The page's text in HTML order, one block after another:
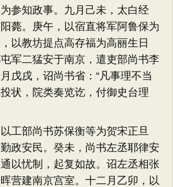
参知政事。九月己未，太白经
薨。庚午，以宿直将军阿鲁保为
以教坊提点高存福为高丽生日
军二猛安于南京，遣吏部尚书李
戊戌，诏尚书省：“凡事理不当
状，院类奏览讫，付御史台理
部尚书苏保衡等为贺宋正旦
政安民。癸未，尚书左丞耶律安
以忧制，起复如故。诏左丞相张
营建南京宫室。十二月乙卯，以